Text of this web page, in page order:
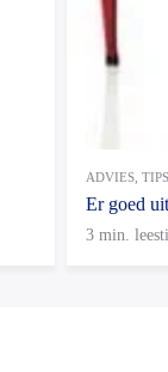
ADVIES,
Er goed
3 min.